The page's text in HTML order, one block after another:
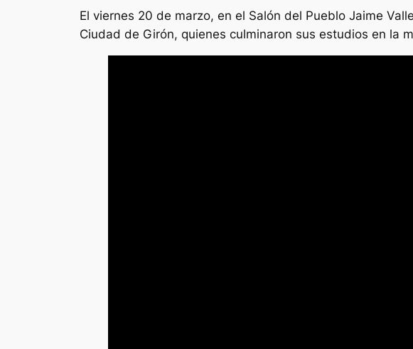
El viernes 20 de marzo, en el Salón del Pueblo Jaime
Ciudad de Girón, quienes culminaron sus estudios en la